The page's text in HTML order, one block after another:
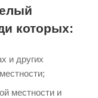
которых:
и других
местности и